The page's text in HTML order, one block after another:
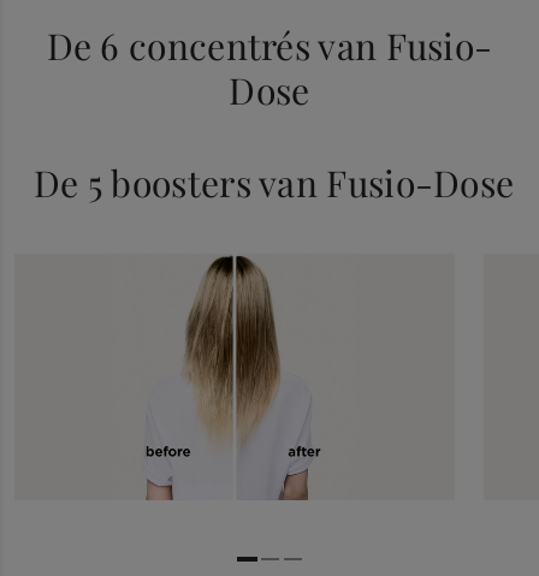
De 6 concentrés van Fusio-
Dose
De 5 boosters van Fusio-Dose